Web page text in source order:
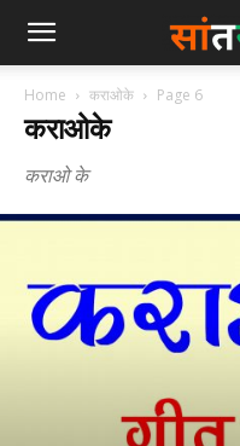
Home कराओके Page 6
कराओके
कराओ के